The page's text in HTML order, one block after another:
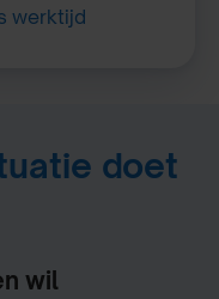
werktijd
doet
wil